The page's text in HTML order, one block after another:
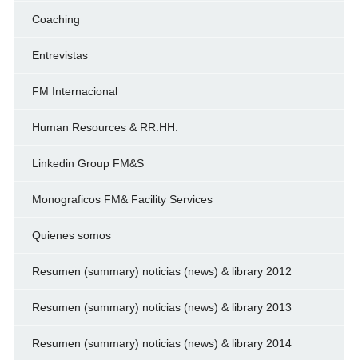
Coaching
Entrevistas
FM Internacional
Human Resources & RR.HH.
Linkedin Group FM&S
Monograficos FM& Facility Services
Quienes somos
Resumen (summary) noticias (news) & library 2012
Resumen (summary) noticias (news) & library 2013
Resumen (summary) noticias (news) & library 2014